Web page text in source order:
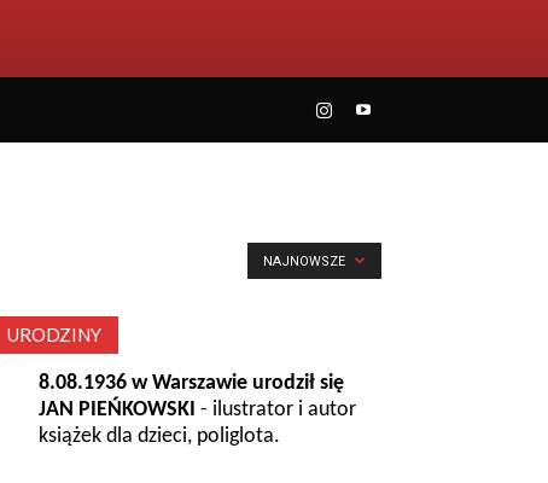
NAJNOWSZE
URODZINY
8.08.1936 w Warszawie urodził się
JAN PIEŃKOWSKI - ilustrator i autor
książek dla dzieci, poliglota.